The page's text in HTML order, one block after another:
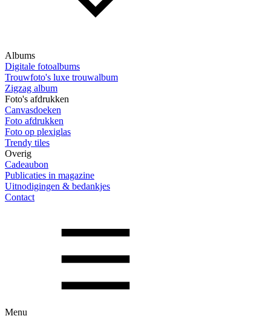
Albums
Digitale fotoalbums
Trouwfoto's luxe trouwalbum
Zigzag album
Foto's afdrukken
Canvasdoeken
Foto afdrukken
Foto op plexiglas
Trendy tiles
Overig
Cadeaubon
Publicaties in magazine
Uitnodigingen & bedankjes
Contact
Menu